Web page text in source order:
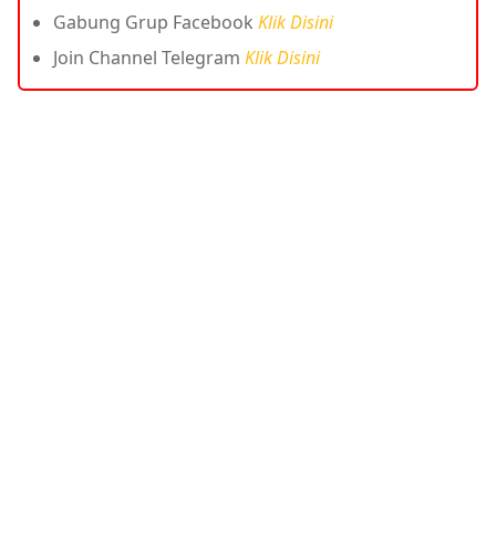
Gabung Grup Facebook Klik Disini
Join Channel Telegram Klik Disini